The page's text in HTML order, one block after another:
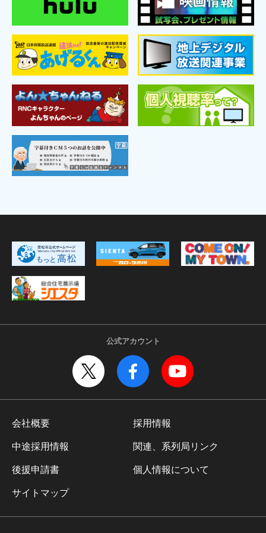
公式アカウント
会社概要 採用情報
中途採用情報 関連、系列局リンク
後援申請書 個人情報について
サイトマップ